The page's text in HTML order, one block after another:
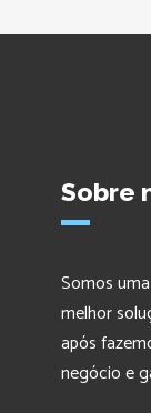
Sobre
Somos
melhor
após
negócio e